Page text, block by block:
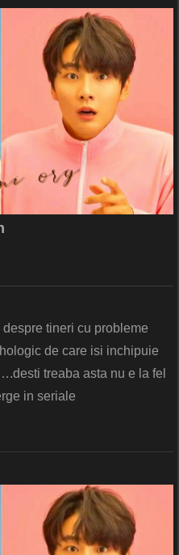
tineri cu probleme
de care isi inchipuie
treaba asta nu e la fel
in seriale